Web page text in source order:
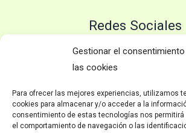
Gestionar el consentimiento
las cookies
Para ofrecer las mejores experiencias, utilizamos
cookies para almacenar y/o acceder a la
consentimiento de estas tecnologías nos
el comportamiento de navegación o las
Redes Sociales
Twitter
Políticas
Inicio